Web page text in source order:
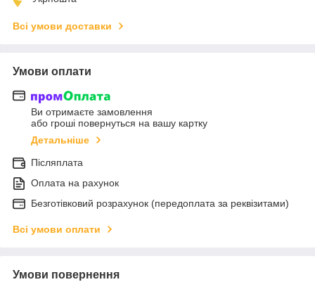
Всі умови доставки
Умови оплати
Ви отримаєте замовлення
або гроші повернуться на вашу картку
Детальніше
Післяплата
Оплата на рахунок
Безготівковий розрахунок (передоплата за реквізитами)
Всі умови оплати
Умови повернення